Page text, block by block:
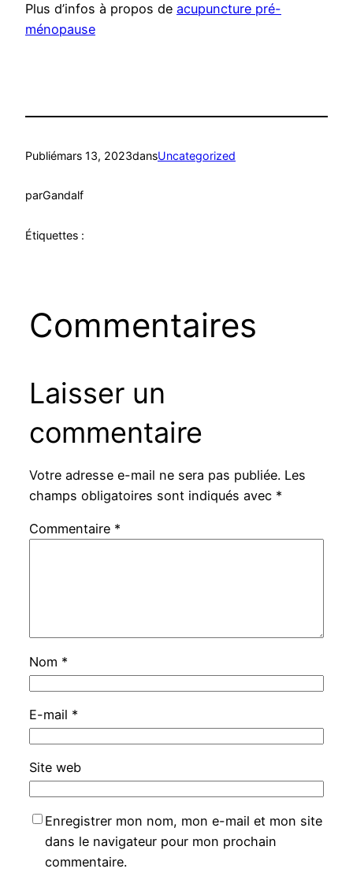
Plus d’infos à propos de acupuncture pré-
ménopause
Publiémars 13, 2023dansUncategorized
parGandalf
Étiquettes :
Commentaires
Laisser un
commentaire
Votre adresse e-mail ne sera pas publiée. Les
champs obligatoires sont indiqués avec *
Commentaire *
Nom *
E-mail *
Site web
Enregistrer mon nom, mon e-mail et mon site
dans le navigateur pour mon prochain
commentaire.